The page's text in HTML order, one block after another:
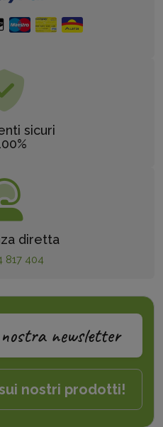
sicuri
diretta
817 404
newsletter
nostri prodotti!